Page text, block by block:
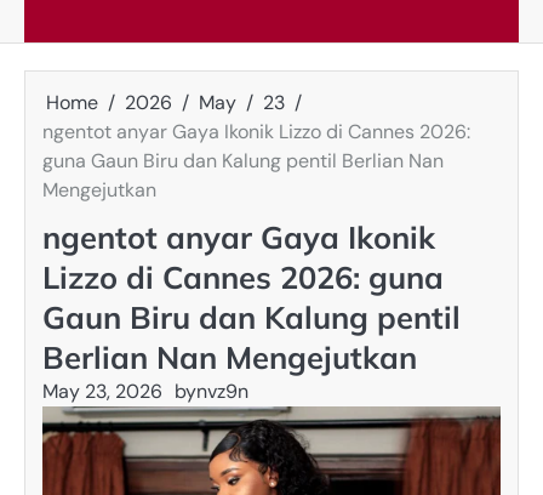
Home 2026 May
23
ngentot anyar Gaya Ikonik Lizzo di Cannes 2026:
guna Gaun Biru dan Kalung pentil Berlian Nan
Mengejutkan
ngentot anyar Gaya Ikonik
Lizzo di Cannes 2026: guna
Gaun Biru dan Kalung pentil
Berlian Nan Mengejutkan
May 23, 2026 bynvz9n